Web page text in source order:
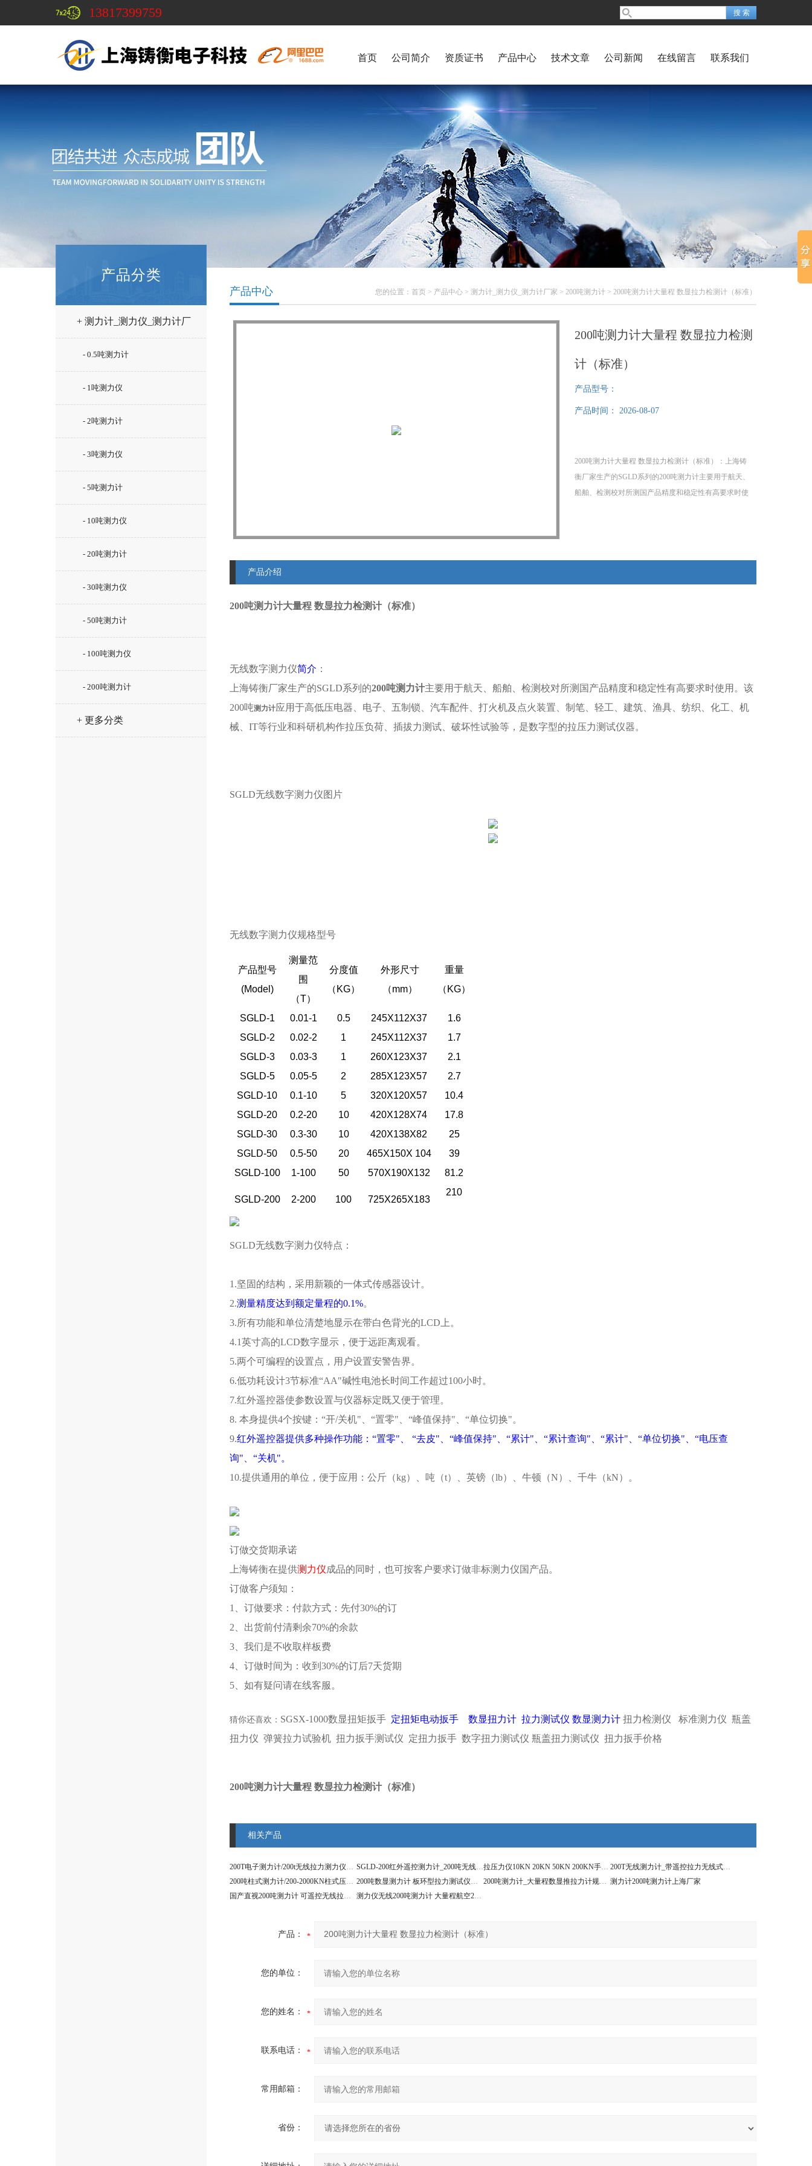
13817399759
首页 公司简介 资质证书 产品中心 技术文章 公司新闻 在线留言 联系我们
产品分类
+ 测力计_测力仪_测力计厂
- 0.5吨测力计
- 1吨测力仪
- 2吨测力计
- 3吨测力仪
- 5吨测力计
- 10吨测力仪
- 20吨测力计
- 30吨测力仪
- 50吨测力计
- 100吨测力仪
- 200吨测力计
+ 更多分类
您的位置： 首页 > 产品中心 > 测力计_测力仪_测力计厂家 > 200吨测力计 > 200吨测力计大量程 数显拉力检测计（标准）
产品中心
200吨测力计大量程 数显拉力检测
计（标准）
产品型号：
产品时间： 2026-08-07
200吨测力计大量程 数显拉力检测计（标准）：上海铸
衡厂家生产的SGLD系列的200吨测力计主要用于航天、
船舶、检测校对所测国产品精度和稳定性有高要求时使
产品介绍
200吨测力计大量程 数显拉力检测计（标准）
无线数字测力仪简介 ：
上海铸衡厂家生产的SGLD系列的200吨测力计主要用于航天、船舶、检测校对所测国产品精度和稳定性有高要求时使用。 该
200吨测力计应用于高低压电器、电子、五制锁、汽车配件、打火机及点火装置、制笔、轻工、建筑、渔具、纺织、化工、机
械、IT等行业和科研机构作拉压负荷、插拔力测试、破坏性试验等，是数字型的拉压力测试仪器。
SGLD无线数字测力仪图片
无线数字测力仪规格型号
产品型号
(Model)
测量范
围
（T）
分度值
（KG）
外形尺寸
（mm）
重量
（KG）
SGLD-1 0.01-1 0.5 245X112X37
1.6
SGLD-2
0.02-2 1 245X112X37
1.7
SGLD-3
0.03-3 1 260X123X37
2.1
SGLD-5
0.05-5 2 285X123X57
2.7
SGLD-10
0.1-10 5 320X120X57
10.4
SGLD-20
0.2-20 10 420X128X74
17.8
SGLD-30
0.3-30 10 420X138X82
25
SGLD-50
0.5-50 20 465X150X 104
39
SGLD-100
1-100 50 570X190X132 81.2
SGLD-200 2-200 100 725X265X183
210
SGLD无线数字测力仪特点：
1.坚固的结构，采用新颖的一体式传感器设计。
2.测量精度达到额定量程的0.1%。
3.所有功能和单位清楚地显示在带白色背光的LCD上。
4.1英寸高的LCD数字显示，便于远距离观看。
5.两个可编程的设置点，用户设置安警告界。
6.低功耗设计3节标准“AA"碱性电池长时间工作超过100小时。
7.红外遥控器使参数设置与仪器标定既又便于管理。
8. 本身提供4个按键：“开/关机"、“置零"、“峰值保持"、“单位切换"。
9.红外遥控器提供多种操作功能：“置零"、 “去皮"、“峰值保持"、“累计"、“累计查询"、“累计"、“单位切换"、“电压查
询"、“关机"。
10.提供通用的单位，便于应用：公斤（kg）、吨（t）、英镑（lb）、牛顿（N）、千牛（kN）。
订做交货期承诺
上海铸衡在提供测力仪成品的同时，也可按客户要求订做非标测力仪国产品。
订做客户须知：
1、订做要求：付款方式：先付30%的订
2、出货前付清剩余70%的余款
3、我们是不收取样板费
4、订做时间为：收到30%的订后7天货期
5、如有疑问请在线客服。
猜你还喜欢： SGSX-1000数显扭矩扳手 定扭矩电动扳手 数显扭力计 拉力测试仪 数显测力计 扭力检测仪 标准测力仪 瓶盖
扭力仪 弹簧拉力试验机 扭力扳手测试仪 定扭力扳手 数字扭力测试仪 瓶盖扭力测试仪 扭力扳手价格
200吨测力计大量程 数显拉力检测计（标准）
相关产品
200T电子测力计/200t无线拉力测力仪价格 SGLD-200红外遥控测力计_200吨无线测力仪 拉压力仪10KN 20KN 50KN 200KN手持式拉压力计价格
200T无线测力计_带遥控拉力无线式测量仪
200吨柱式测力计/200-2000KN柱式压力计
200吨数显测力计 板环型拉力测试仪大量程 200吨测力计_大量程数显推拉力计规格型号 测力计200吨测力计上海厂家
国产直视200吨测力计 可遥控无线拉力计价格
测力仪无线200吨测力计 大量程航空200T测力拉力仪
产品：
您的单位：
您的姓名：
联系电话：
常用邮箱：
省份：